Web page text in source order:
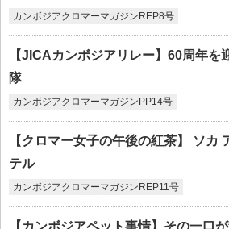
カンボジアクロマーマガジンREP8号
【JICAカンボジアリレー】60周年を
隊
カンボジアクロマーマガジンPP14号
【クロマー女子の午後の紅茶】 ソカ
テル
カンボジアクロマーマガジンREP11号
【カンボジアペット事情】その一口